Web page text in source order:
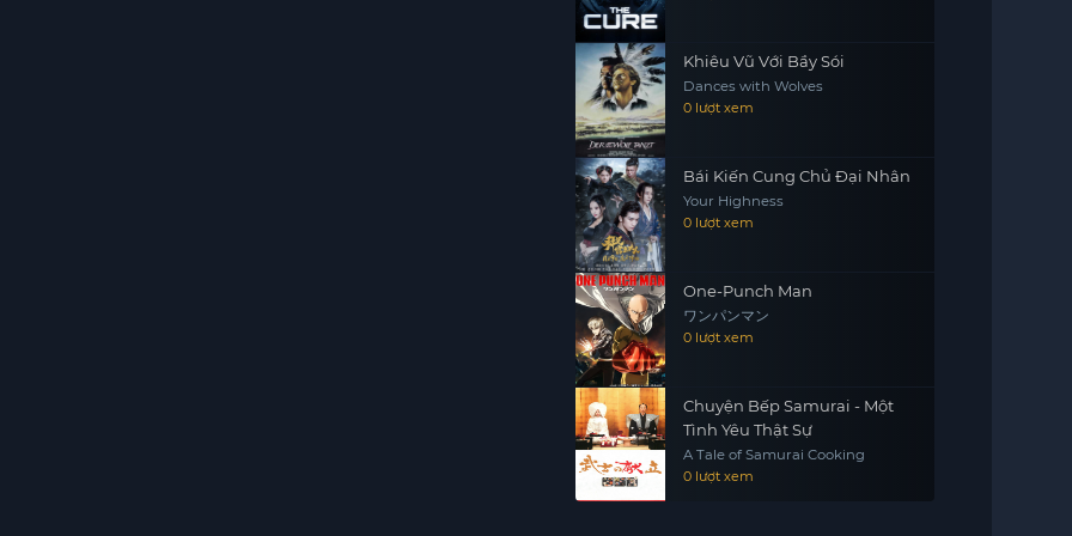
Khiêu Vũ Với Bầy Sói
Dances with Wolves
0 lượt xem
Bái Kiến Cung Chủ Đại Nhân
Your Highness
0 lượt xem
One-Punch Man
ワンパンマン
0 lượt xem
Chuyện Bếp Samurai - Một
Tình Yêu Thật Sự
A Tale of Samurai Cooking
0 lượt xem